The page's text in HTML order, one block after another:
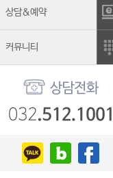
상담&예약
커뮤니티